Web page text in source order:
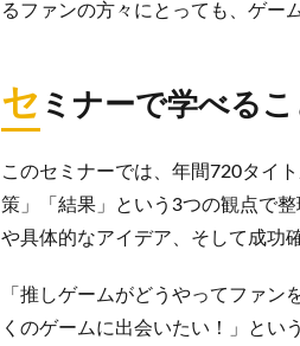
るファンの方々にとっても、ゲー
セ ミナーで学べるこ
このセミナーでは、年間720タイ
策」「結果」という3つの観点で
や具体的なアイデア、そして成功
「推しゲームがどうやってファ
くのゲームに出会いたい！」とい